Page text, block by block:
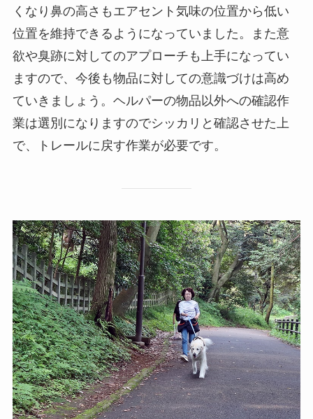
くなり鼻の高さもエアセント気味の位置から低い
位置を維持できるようになっていました。また意
欲や臭跡に対してのアプローチも上手になってい
ますので、今後も物品に対しての意識づけは高め
ていきましょう。ヘルパーの物品以外への確認作
業は選別になりますのでシッカリと確認させた上
で、トレールに戻す作業が必要です。